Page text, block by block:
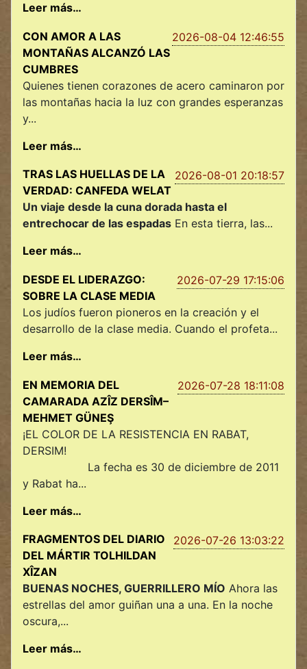
Leer más…
2026-08-04 12:46:55
CON AMOR A LAS
MONTAÑAS ALCANZÓ LAS
CUMBRES
Quienes tienen corazones de acero caminaron por
las montañas hacia la luz con grandes esperanzas
y...
Leer más…
2026-08-01 20:18:57
TRAS LAS HUELLAS DE LA
VERDAD: CANFEDA WELAT
Un viaje desde la cuna dorada hasta el
entrechocar de las espadas En esta tierra, las...
Leer más…
2026-07-29 17:15:06
DESDE EL LIDERAZGO:
SOBRE LA CLASE MEDIA
Los judíos fueron pioneros en la creación y el
desarrollo de la clase media. Cuando el profeta...
Leer más…
2026-07-28 18:11:08
EN MEMORIA DEL
CAMARADA AZÎZ DERSÎM–
MEHMET GÜNEŞ
¡EL COLOR DE LA RESISTENCIA EN RABAT,
DERSIM!
La fecha es 30 de diciembre de 2011
y Rabat ha...
Leer más…
2026-07-26 13:03:22
FRAGMENTOS DEL DIARIO
DEL MÁRTIR TOLHILDAN
XÎZAN
BUENAS NOCHES, GUERRILLERO MÍO Ahora las
estrellas del amor guiñan una a una. En la noche
oscura,...
Leer más…